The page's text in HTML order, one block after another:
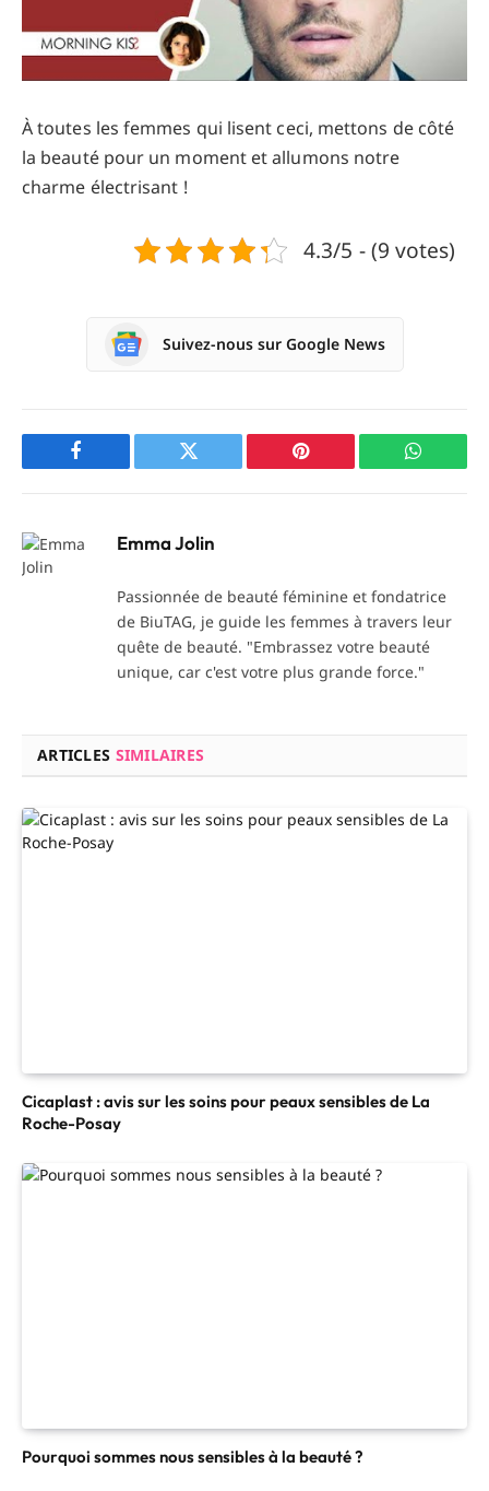
À toutes les femmes qui lisent ceci, mettons de côté
la beauté pour un moment et allumons notre
charme électrisant !
4.3/5 - (9 votes)
Suivez-nous sur Google News
Facebook Twitter Pinterest
Emma Jolin
Passionnée de beauté féminine et fondatrice
de BiuTAG, je guide les femmes à travers leur
quête de beauté. "Embrassez votre beauté
unique, car c'est votre plus grande force."
ARTICLES SIMILAIRES
Cicaplast : avis sur les soins pour peaux sensibles de La
Roche-Posay
Pourquoi sommes nous sensibles à la beauté ?